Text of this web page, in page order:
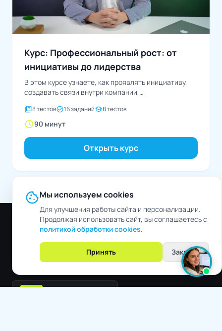
Курс: Профессиональный рост: от
инициативы до лидерства
В этом курсе узнаете, как проявлять инициативу,
создавать связи внутри компании,
quiz8 тестовtask_alt16 заданийschool8 тестов
schedule90 минут
Открыть курс
Готовые ИИ-решения для автоматизации продаж, обучения
персонала и работы с клиентами
cookieМы используем cookies
Для улучшения работы сайта и персонализации.
Продолжая использовать сайт, вы соглашаетесь с
политикой обработки cookies.
Принять Закрыть